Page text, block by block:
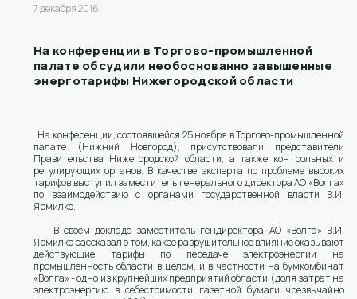
7 декабря 2016
На конференции в Торгово-промышленной
палате обсудили необоснованно завышенные
энерготарифы Нижегородской области
На конференции, состоявшейся 25 ноября в Торгово-промышленной
палате (Нижний Новгород), присутствовали представители
Правительства Нижегородской области, а также контрольных и
регулирующих органов. В качестве эксперта по проблеме высоких
тарифов выступил заместитель генерального директора АО «Волга»
по взаимодействию с органами государственной власти В.И.
Ярмилко.
В своем докладе заместитель гендиректора АО «Волга» В.И.
Ярмилко рассказал о том, какое разрушительное влияние оказывают
действующие тарифы по передаче электроэнергии на
промышленность области в целом, и в частности на бумкомбинат
«Волга» - одно из крупнейших предприятий области (доля затрат на
электроэнергию в себестоимости газетной бумаги чрезвычайно